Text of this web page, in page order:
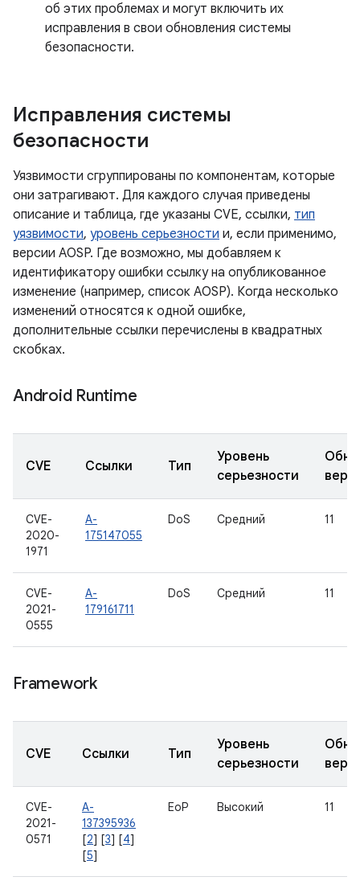
об этих проблемах и могут включить их
исправления в свои обновления системы
безопасности.
Исправления системы
безопасности
Уязвимости сгруппированы по компонентам, которые
они затрагивают. Для каждого случая приведены
описание и таблица, где указаны CVE, ссылки, тип
уязвимости, уровень серьезности и, если применимо,
версии AOSP. Где возможно, мы добавляем к
идентификатору ошибки ссылку на опубликованное
изменение (например, список AOSP). Когда несколько
изменений относятся к одной ошибке,
дополнительные ссылки перечислены в квадратных
скобках.
Android Runtime
CVE Ссылки Тип
Уровень
серьезности
CVE-
2020-
1971
A-
175147055
DoS Средний 11
CVE-
2021-
0555
A-
179161711
DoS Средний 11
Framework
CVE Ссылки Тип
Уровень
серьезности
CVE-
2021-
0571
A-
137395936
[2] [3] [4]
[5]
EoP Высокий 11